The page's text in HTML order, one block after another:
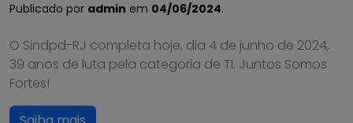
Publicado por admin em 04/06/2024.
O Sindpd-RJ completa hoje, dia 4 de junho de 2024,
39 anos de luta pela categoria de TI. Juntos Somos
Fortes!